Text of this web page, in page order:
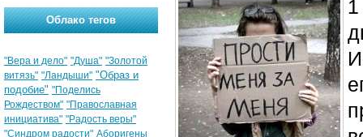
Облако тегов
"Вера и дело" "Душа" "Золотой
витязь" "Ландыши" "Образ и
подобие" "Поделись
Рождеством" "Православная
инициатива" "Радость веры"
"Синдром радости" Аборигены